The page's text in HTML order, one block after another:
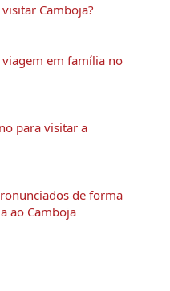
Camboja?
em família no
para visitar a
de forma
ao Camboja